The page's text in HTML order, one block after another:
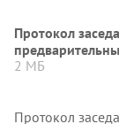
Протокол
2 МБ
Протокол